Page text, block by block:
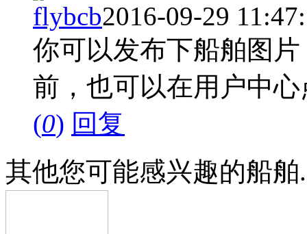
flybcb2016-09-29
你可以发布下船舶图
前，也可以在用户中
(0) 回复
其他您可能感兴趣的船舶